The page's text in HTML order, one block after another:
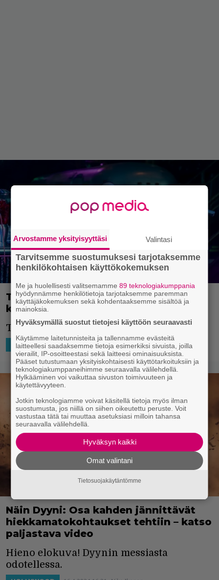
Tuleeko Bad Boys: Ride or Diesta
kesän ensimmäinen lippukassahitti?
Tätä elokuvateatterit ovat kaivanneet.
HOLLYWOOD MAAILMALTA 8.6.2024 18:57 Niko Ikonen
Näin Dyyni: Osa kahden jännittävät
hiekkamatokohtaukset tehtiin – katso
paljastava video
Hieno elokuva! Dyynin messiasta
odotellessa.
Arvostamme yksityisyyttäsi Valintasi
Tarvitsemme suostumuksesi tarjotaksemme
henkilökohtaisen käyttökokemuksen
Me ja huolellisesti valitsemamme89 teknologiakumppania
hyödynnämme henkilötietoja tarjotaksemme paremman
käyttäjäkokemuksen sekä kohdentaaksemme sisältöä ja
mainoksia.
Hyväksymällä suostut tietojesi käyttöön seuraavasti
Käytämme laitetunnisteita ja tallennamme evästeitä
laitteellesi saadaksemme tietoja esimerkiksi sivuista, joilla
vierailit, IP-osoitteestasi sekä laitteesi ominaisuuksista.
Pääset tutustumaan yksityiskohtaisesti käyttötarkoituksiin ja
teknologiakumppaneihimme seuraavalla välilehdellä.
Hylkääminen voi vaikuttaa sivuston toimivuuteen ja
käytettävyyteen.
Jotkin teknologiamme voivat käsitellä tietoja myös ilman
suostumusta, jos niillä on siihen oikeutettu peruste. Voit
vastustaa tätä tai muuttaa asetuksiasi milloin tahansa
seuraavalla välilehdellä.
Hyväksyn kaikki
Omat valintani
Tietosuojakäytäntömme